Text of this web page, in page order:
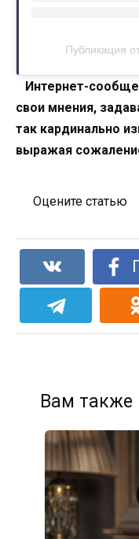
Публикация
Интернет-
свои мнения,
так кардинально
выражая
Оцените статью
Вам также